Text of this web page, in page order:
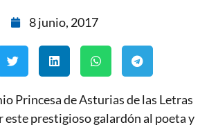
8 junio, 2017
Princesa de Asturias de las Letras
este prestigioso galardón al poeta y